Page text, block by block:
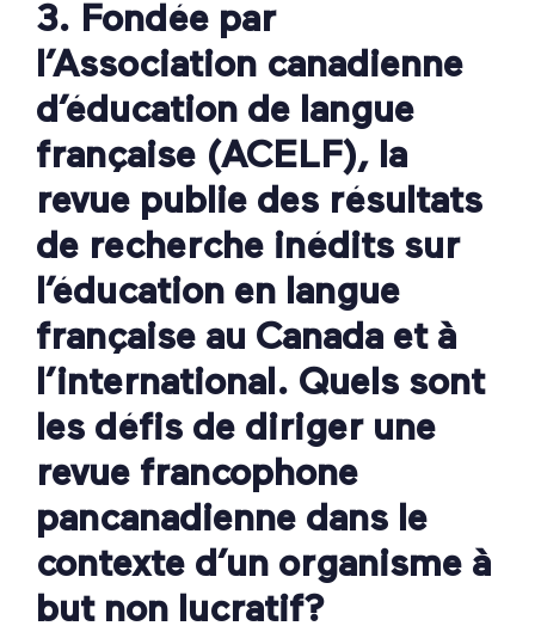
3. Fondée par
l’Association canadienne
d’éducation de langue
française (ACELF), la
revue publie des résultats
de recherche inédits sur
l’éducation en langue
française au Canada et à
l’international. Quels sont
les défis de diriger une
revue francophone
pancanadienne dans le
contexte d’un organisme à
but non lucratif?